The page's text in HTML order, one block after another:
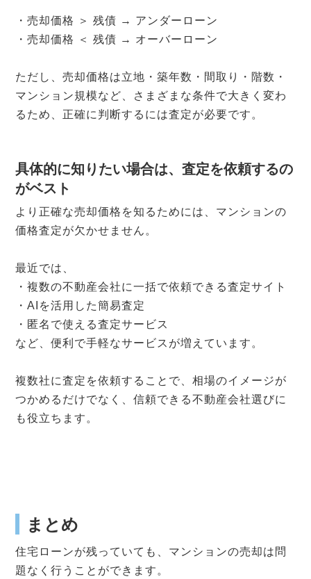
・売却価格 ＞ 残債 → アンダーローン
・売却価格 ＜ 残債 → オーバーローン
ただし、売却価格は立地・築年数・間取り・階数・
マンション規模など、さまざまな条件で大きく変わ
るため、正確に判断するには査定が必要です。
具体的に知りたい場合は、査定を依頼するの
がベスト
より正確な売却価格を知るためには、マンションの
価格査定が欠かせません。
最近では、
・複数の不動産会社に一括で依頼できる査定サイト
・AIを活用した簡易査定
・匿名で使える査定サービス
など、便利で手軽なサービスが増えています。
複数社に査定を依頼することで、相場のイメージが
つかめるだけでなく、信頼できる不動産会社選びに
も役立ちます。
まとめ
住宅ローンが残っていても、マンションの売却は問
題なく行うことができます。